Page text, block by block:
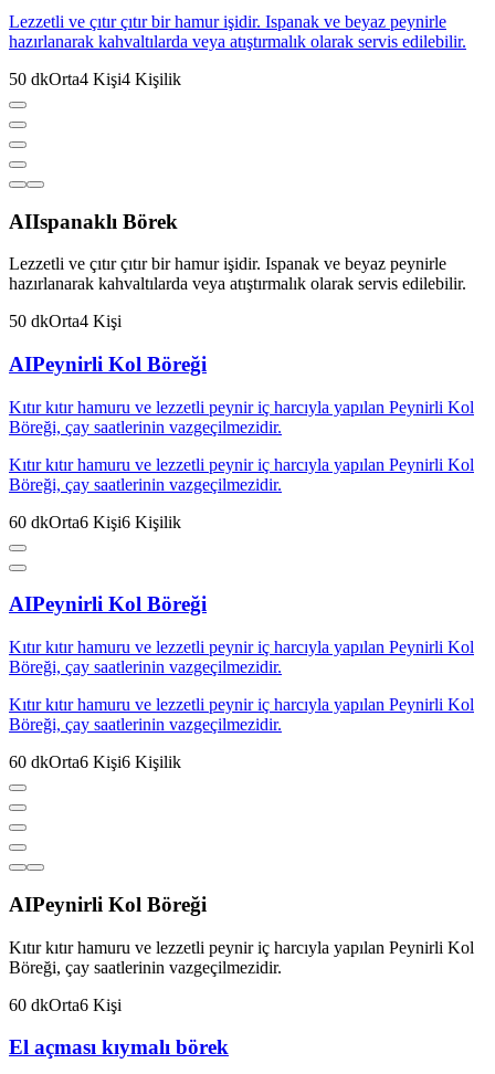
Lezzetli ve çıtır çıtır bir hamur işidir. Ispanak ve beyaz peynirle
hazırlanarak kahvaltılarda veya atıştırmalık olarak servis edilebilir.
50 dkOrta4 Kişi4 Kişilik
AIIspanaklı Börek
Lezzetli ve çıtır çıtır bir hamur işidir. Ispanak ve beyaz peynirle
hazırlanarak kahvaltılarda veya atıştırmalık olarak servis edilebilir.
50 dkOrta4 Kişi
AIPeynirli Kol Böreği
Kıtır kıtır hamuru ve lezzetli peynir iç harcıyla yapılan Peynirli Kol
Böreği, çay saatlerinin vazgeçilmezidir.
Kıtır kıtır hamuru ve lezzetli peynir iç harcıyla yapılan Peynirli Kol
Böreği, çay saatlerinin vazgeçilmezidir.
60 dkOrta6 Kişi6 Kişilik
AIPeynirli Kol Böreği
Kıtır kıtır hamuru ve lezzetli peynir iç harcıyla yapılan Peynirli Kol
Böreği, çay saatlerinin vazgeçilmezidir.
Kıtır kıtır hamuru ve lezzetli peynir iç harcıyla yapılan Peynirli Kol
Böreği, çay saatlerinin vazgeçilmezidir.
60 dkOrta6 Kişi6 Kişilik
AIPeynirli Kol Böreği
Kıtır kıtır hamuru ve lezzetli peynir iç harcıyla yapılan Peynirli Kol
Böreği, çay saatlerinin vazgeçilmezidir.
60 dkOrta6 Kişi
El açması kıymalı börek